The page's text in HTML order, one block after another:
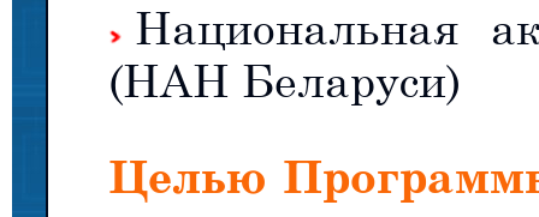
Национальная
(НАН Беларуси)
Целью